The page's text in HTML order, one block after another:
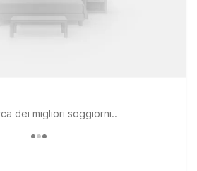
dei migliori soggiorni..